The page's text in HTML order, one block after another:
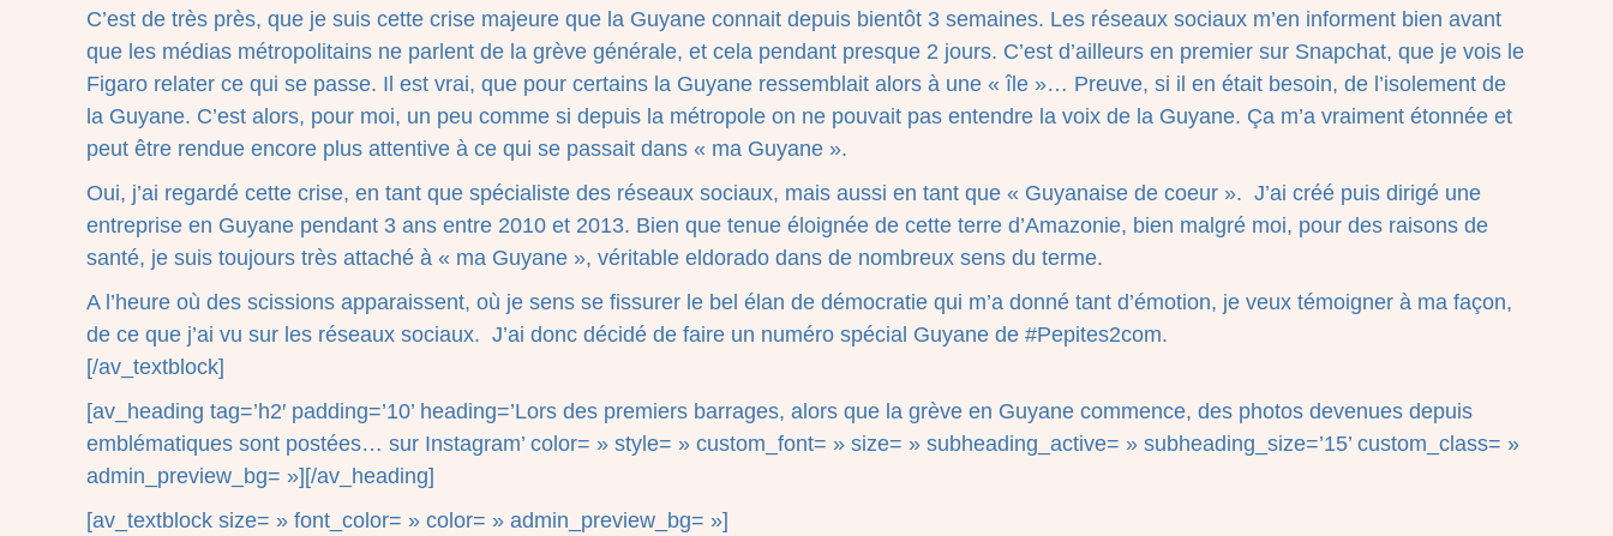
C’est de très près, que je suis cette crise majeure que la Guyane connait depuis bientôt 3 semaines. Les réseaux sociaux m’en informent bien avant
que les médias métropolitains ne parlent de la grève générale, et cela pendant presque 2 jours. C’est d’ailleurs en premier sur Snapchat, que je vois le
Figaro relater ce qui se passe. Il est vrai, que pour certains la Guyane ressemblait alors à une « île »… Preuve, si il en était besoin, de l’isolement de
la Guyane. C’est alors, pour moi, un peu comme si depuis la métropole on ne pouvait pas entendre la voix de la Guyane. Ça m’a vraiment étonnée et
peut être rendue encore plus attentive à ce qui se passait dans « ma Guyane ».
Oui, j’ai regardé cette crise, en tant que spécialiste des réseaux sociaux, mais aussi en tant que « Guyanaise de coeur ». J’ai créé puis dirigé une
entreprise en Guyane pendant 3 ans entre 2010 et 2013. Bien que tenue éloignée de cette terre d’Amazonie, bien malgré moi, pour des raisons de
santé, je suis toujours très attaché à « ma Guyane », véritable eldorado dans de nombreux sens du terme.
A l’heure où des scissions apparaissent, où je sens se fissurer le bel élan de démocratie qui m’a donné tant d’émotion, je veux témoigner à ma façon,
de ce que j’ai vu sur les réseaux sociaux. J’ai donc décidé de faire un numéro spécial Guyane de #Pepites2com.
[/av_textblock]
[av_heading tag=’h2′ padding=’10’ heading=’Lors des premiers barrages, alors que la grève en Guyane commence, des photos devenues depuis
emblématiques sont postées… sur Instagram’ color= » style= » custom_font= » size= » subheading_active= » subheading_size=’15’ custom_class= »
admin_preview_bg= »][/av_heading]
[av_textblock size= » font_color= » color= » admin_preview_bg= »]